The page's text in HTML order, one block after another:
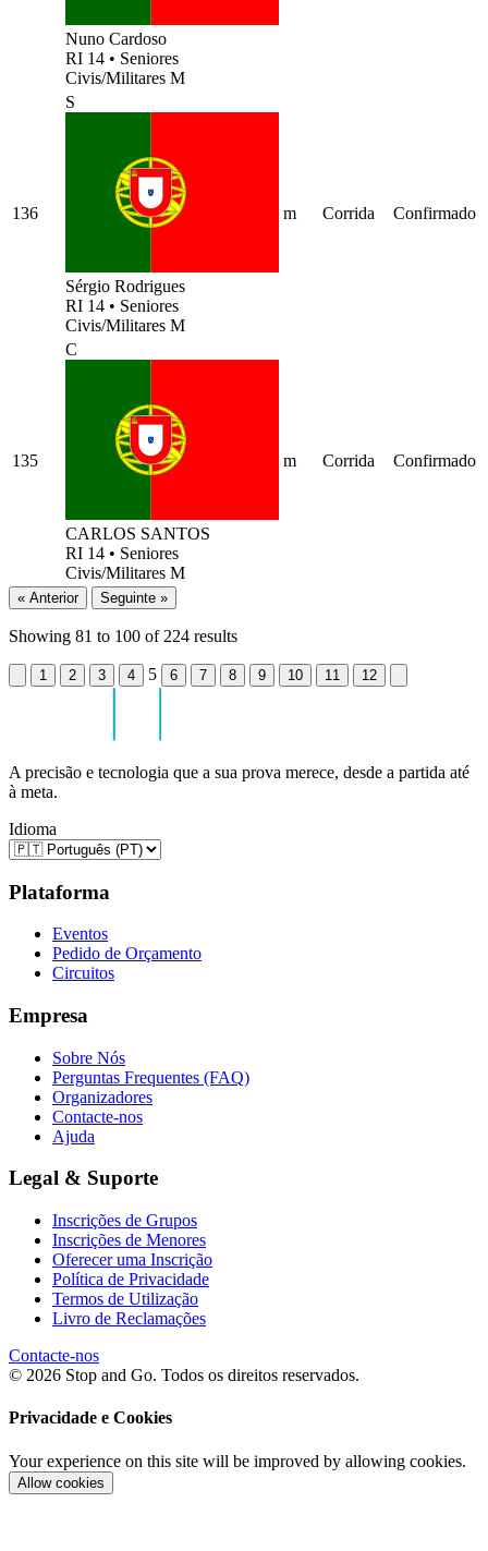
Nuno Cardoso
RI 14 • Seniores
Civis/Militares M
136
S
Sérgio Rodrigues
RI 14 • Seniores
Civis/Militares M
m Corrida Confirmado
135
C
CARLOS SANTOS
RI 14 • Seniores
Civis/Militares M
m Corrida Confirmado
« Anterior Seguinte »
Showing 81 to 100 of 224 results
1 2 3 4 5 6 7 8 9 10 11 12
A precisão e tecnologia que a sua prova merece, desde a partida até
à meta.
Idioma
Plataforma
Eventos
Pedido de Orçamento
Circuitos
Empresa
Sobre Nós
Perguntas Frequentes (FAQ)
Organizadores
Contacte-nos
Ajuda
Legal & Suporte
Inscrições de Grupos
Inscrições de Menores
Oferecer uma Inscrição
Política de Privacidade
Termos de Utilização
Livro de Reclamações
Contacte-nos
© 2026 Stop and Go. Todos os direitos reservados.
Privacidade e Cookies
Your experience on this site will be improved by allowing cookies.
Allow cookies